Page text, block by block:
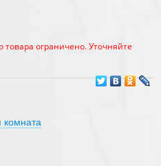
ограничено. Уточняйте
комната